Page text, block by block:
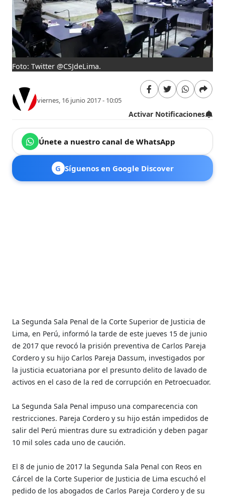
Foto: Twitter @CSJdeLima.
viernes, 16 junio 2017 - 10:05
Activar Notificaciones
Únete a nuestro canal de WhatsApp
G Síguenos en Google Discover
La Segunda Sala Penal de la Corte Superior de Justicia de
Lima, en Perú, informó la tarde de este jueves 15 de junio
de 2017 que revocó la prisión preventiva de Carlos Pareja
Cordero y su hijo Carlos Pareja Dassum, investigados por
la justicia ecuatoriana por el presunto delito de lavado de
activos en el caso de la red de corrupción en Petroecuador.
La Segunda Sala Penal impuso una comparecencia con
restricciones. Pareja Cordero y su hijo están impedidos de
salir del Perú mientras dure su extradición y deben pagar
10 mil soles cada uno de caución.
El 8 de junio de 2017 la Segunda Sala Penal con Reos en
Cárcel de la Corte Superior de Justicia de Lima escuchó el
pedido de los abogados de Carlos Pareja Cordero y de su